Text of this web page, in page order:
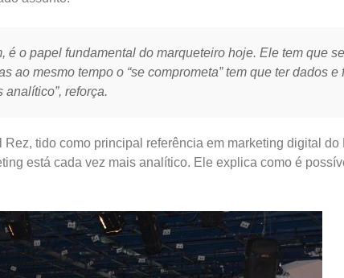
é o papel fundamental do marqueteiro hoje. Ele tem que
ao mesmo tempo o “se comprometa” tem que ter dados e
reforça.
tido como principal referência em marketing digital do
está cada vez mais analítico. Ele explica como é